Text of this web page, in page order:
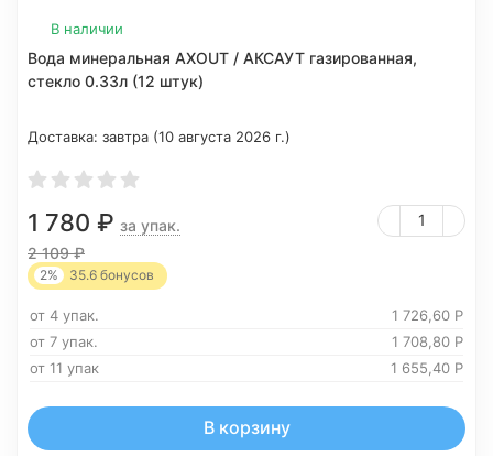
В наличии
Вода минеральная AXOUT / АКСАУТ газированная,
стекло 0.33л (12 штук)
Доставка: завтра (10 августа 2026 г.)
1 780 ₽ за упак.
2 109₽
2% 35.6 бонусов
от 4 упак. 1 726,60 Р
от 7 упак.
1 708,80 Р
от 11 упак
1 655,40 Р
В корзину